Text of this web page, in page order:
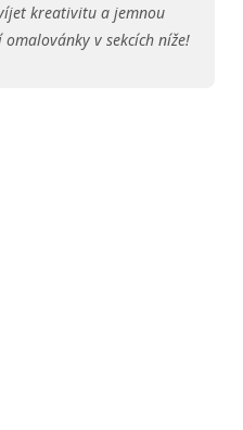
kreativitu a jemnou
v sekcích níže!